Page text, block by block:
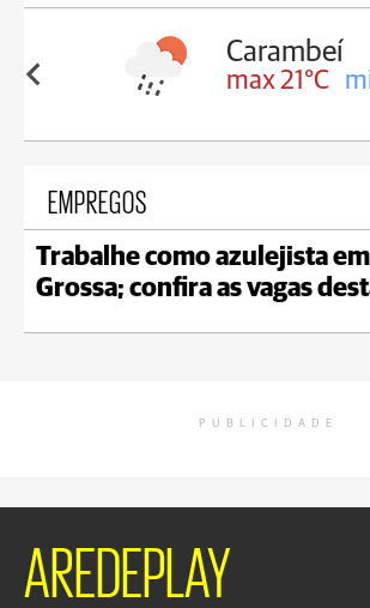
18°C
Carambeí
max 21°C
EMPREGOS
Trabalhe como azulejista
Grossa; confira as vagas
PUBLICIDADE
AREDEPLAY